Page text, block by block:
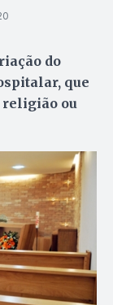
do
que
religião ou